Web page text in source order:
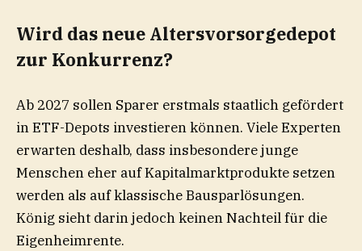
Wird das neue Altersvorsorgedepot
zur Konkurrenz?
Ab 2027 sollen Sparer erstmals staatlich gefördert
in ETF-Depots investieren können. Viele Experten
erwarten deshalb, dass insbesondere junge
Menschen eher auf Kapitalmarktprodukte setzen
werden als auf klassische Bausparlösungen.
König sieht darin jedoch keinen Nachteil für die
Eigenheimrente.